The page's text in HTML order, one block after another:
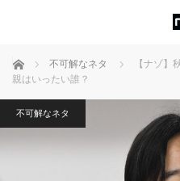
ホーム 不可解なネタ
【ナゾ】
親はいったい誰？
不可解なネタ